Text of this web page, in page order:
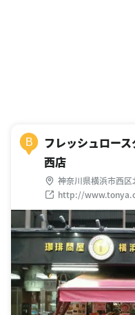
B
フレッシュロー
西店
神奈川県横浜市西区
http://